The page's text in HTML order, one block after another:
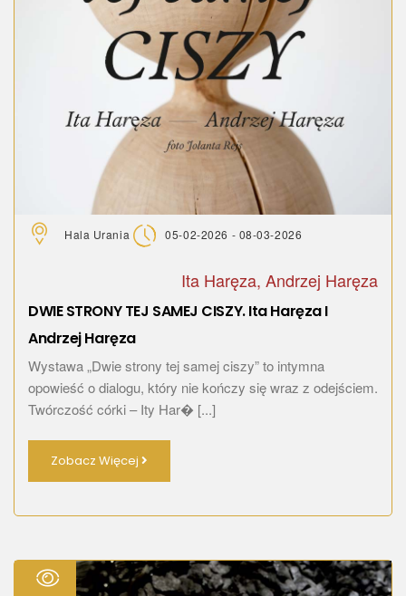
Hala Urania 05-02-2026 - 08-03-2026
Ita Haręza, Andrzej Haręza
DWIE STRONY TEJ SAMEJ CISZY. Ita Haręza I
Andrzej Haręza
Wystawa „Dwie strony tej samej ciszy” to intymna
opowieść o dialogu, który nie kończy się wraz z odejściem.
Twórczość córki – Ity Har� [...]
Zobacz Więcej